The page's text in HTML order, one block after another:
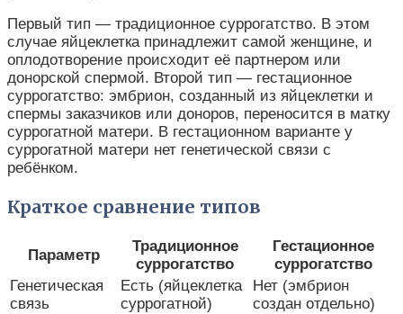
Первый тип — традиционное суррогатство. В этом
случае яйцеклетка принадлежит самой женщине, и
оплодотворение происходит её партнером или
донорской спермой. Второй тип — гестационное
суррогатство: эмбрион, созданный из яйцеклетки и
спермы заказчиков или доноров, переносится в матку
суррогатной матери. В гестационном варианте у
суррогатной матери нет генетической связи с
ребёнком.
Краткое сравнение типов
Параметр
Традиционное
суррогатство
Гестационное
суррогатство
Генетическая
связь
Есть (яйцеклетка
суррогатной)
Нет (эмбрион
создан отдельно)